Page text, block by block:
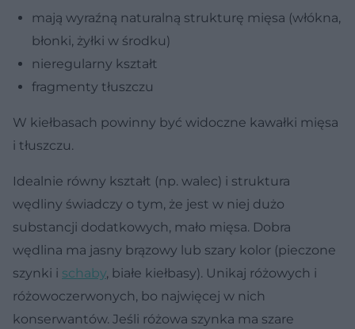
mają wyraźną naturalną strukturę mięsa (włókna,
błonki, żyłki w środku)
nieregularny kształt
fragmenty tłuszczu
W kiełbasach powinny być widoczne kawałki mięsa
i tłuszczu.
Idealnie równy kształt (np. walec) i struktura
wędliny świadczy o tym, że jest w niej dużo
substancji dodatkowych, mało mięsa. Dobra
wędlina ma jasny brązowy lub szary kolor (pieczone
szynki i schaby, białe kiełbasy). Unikaj różowych i
różowoczerwonych, bo najwięcej w nich
konserwantów. Jeśli różowa szynka ma szare